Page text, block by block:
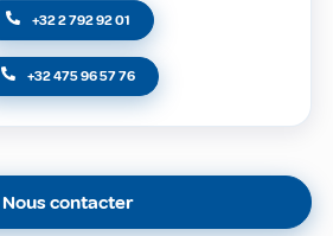
+32 2 792 92 01
+32 475 96 57 76
Nous contacter